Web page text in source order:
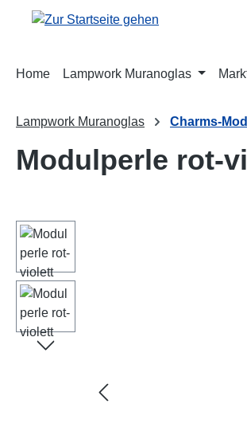
Hauptinhalt springen
Zur Suche springen
Zur Hauptnavigation springen
Home Lampwork Muranoglas
Lampwork Muranoglas Charms-
Modulperle rot-
Bildergalerie überspringen